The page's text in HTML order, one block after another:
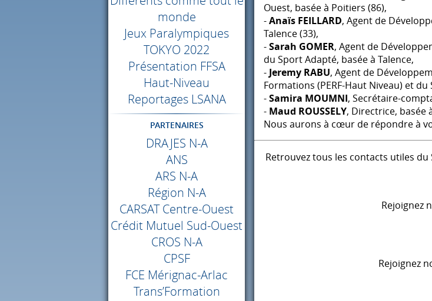
monde
Jeux Paralympiques
TOKYO 2022
Présentation FFSA
Haut-Niveau
Reportages LSANA
PARTENAIRES
DRAJES N-A
ANS
ARS N-A
Région N-A
CARSATCentre-Ouest
Crédit Mutuel Sud-Ouest
CROS N-A
CPSF
FCE Mérignac-Arlac
Trans’Formation
Ouest, basée à Poitiers (86),
-Anaïs FEILLARD, Agent de
Talence (33),
-Sarah GOMER, Agent de
du Sport Adapté, basée à Talence,
- Jeremy RABU, Agent de
Formations (PERF-Haut Niveau) et du
-Samira MOUMNI, Secrétaire-
- Maud ROUSSELY, Directrice, basée
Nous aurons à cœur de répondre à
Retrouvez tous les contacts utiles
Rejoignez
Rejoignez